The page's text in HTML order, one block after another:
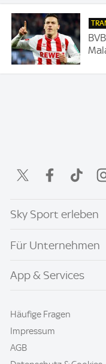
Sky Sport erleben
Für Unternehmen
App & Services
Häufige Fragen
Impressum
AGB